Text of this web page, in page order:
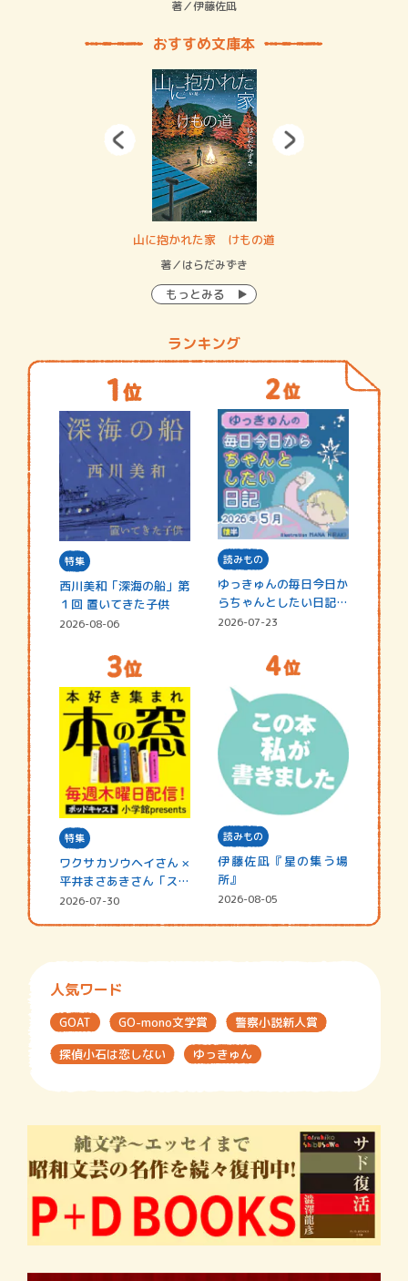
著／伊藤佐凪
おすすめ文庫本
山に抱かれた家 けもの道
著／はらだみずき
もっとみる
ランキング
特集
西川美和「深海の船」第
１回 置いてきた子供
2026-08-06
読みもの
ゆっきゅんの毎日今日か
らちゃんとしたい日記
☆202…
2026-07-23
特集
ワクサカソウヘイさん ×
平井まさあきさん「スペ
シャ…
2026-07-30
読みもの
伊藤佐凪『星の集う場
所』
2026-08-05
人気ワード
GOAT GO-mono文学賞
警察小説新人賞
探偵小石は恋しない
ゆっきゅん